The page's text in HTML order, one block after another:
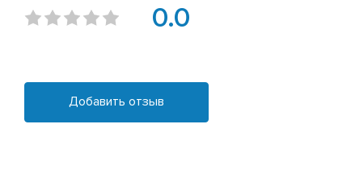
0.0
Добавить отзыв